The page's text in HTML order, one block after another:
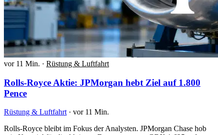
vor 11 Min. · Rüstung & Luftfahrt
Rolls-Royce Aktie: JPMorgan hebt Ziel auf 1.800
Pence
Rüstung & Luftfahrt · vor 11 Min.
Rolls-Royce bleibt im Fokus der Analysten. JPMorgan Chase hob